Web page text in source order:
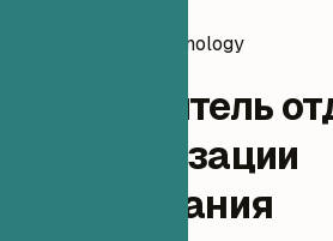
information-technology
Руководитель
автоматизации
тестирования